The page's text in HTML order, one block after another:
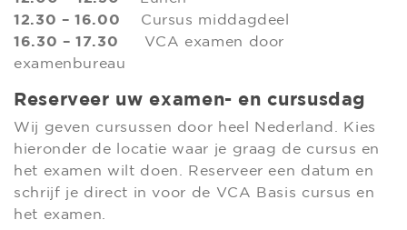
12.30 – 16.00 Cursus middagdeel
16.30 – 17.30 VCA examen door
examenbureau
Reserveer uw examen- en cursusdag
Wij geven cursussen door heel Nederland. Kies
hieronder de locatie waar je graag de cursus en
het examen wilt doen. Reserveer een datum en
schrijf je direct in voor de VCA Basis cursus en
het examen.